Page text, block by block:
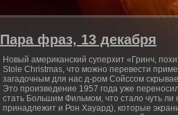
Пара фраз, 13 декабря
Новый американский суперхит «Гринч,
Stole Christmas, что можно перевести
загадочным для нас д-ром Сойссом
Это произведение 1957 года уже
стать Большим Фильмом, что стало чуть
принадлежит и Рон Хауард), которые